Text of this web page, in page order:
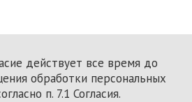
действует все время до
обработки персональных
п. 7.1 Согласия.